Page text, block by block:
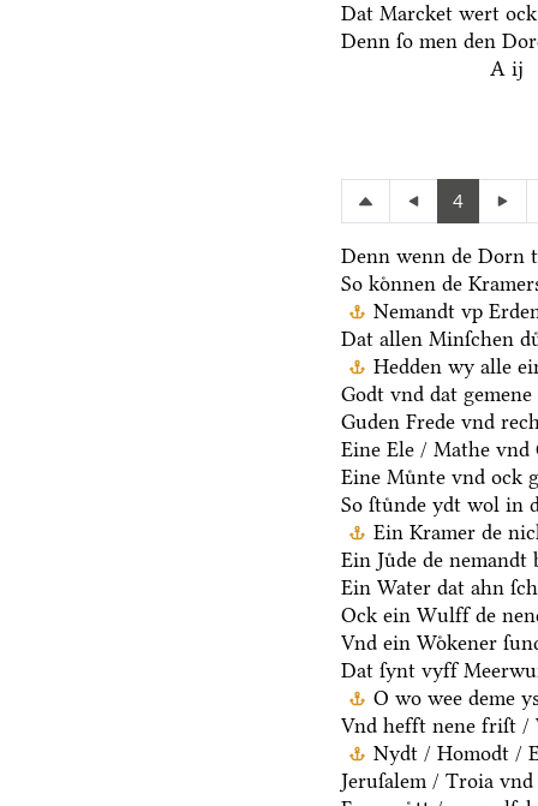
Dat Marcket wert
Denn ſo men den
A ij
4
Denn wenn de Dorn
So koͤnnen de
Nemandt vp
Dat allen Minſchen
Hedden wy alle
Godt vnd dat gemene
Guden Frede vnd
Eine Ele / Mathe vnd
Eine Muͤnte vnd ock
So ſtuͤnde ydt wol in
Ein Kramer de
Ein Juͤde de nemandt
Ein Water dat ahn
Ock ein Wulff de
Vnd ein Woͤkener
Dat ſynt vyff
O wo wee deme
Vnd hefft nene friſt /
Nydt / Homodt /
Jeruſalem / Troia